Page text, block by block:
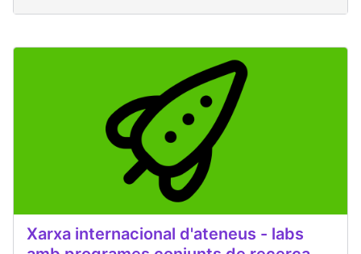
Xarxa internacional d'ateneus - labs